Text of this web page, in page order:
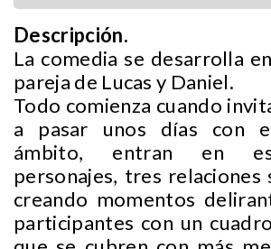
Descripción.
La comedia se desarrolla
pareja de Lucas y Daniel.
Todo comienza cuando
a pasar unos días con
ámbito, entran en
personajes, tres relaciones
creando momentos
participantes con un